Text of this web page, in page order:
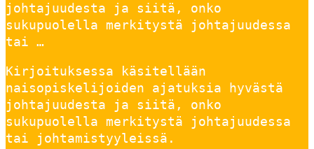
johtajuudesta ja siitä, onko
sukupuolella merkitystä johtajuudessa
tai …
Kirjoituksessa käsitellään
naisopiskelijoiden ajatuksia hyvästä
johtajuudesta ja siitä, onko
sukupuolella merkitystä johtajuudessa
tai johtamistyyleissä.